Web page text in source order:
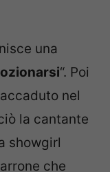
una
“. Poi
nel
la cantante
showgirl
che